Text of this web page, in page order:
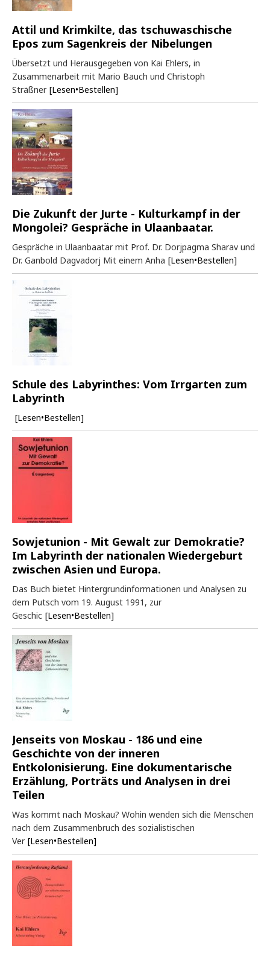
Attil und Krimkilte, das tschuwaschische
Epos zum Sagenkreis der Nibelungen
Übersetzt und Herausgegeben von Kai Ehlers, in
Zusammenarbeit mit Mario Bauch und Christoph
Sträßner [Lesen•Bestellen]
Die Zukunft der Jurte - Kulturkampf in der
Mongolei? Gespräche in Ulaanbaatar.
Gespräche in Ulaanbaatar mit Prof. Dr. Dorjpagma Sharav und
Dr. Ganbold Dagvadorj Mit einem Anha [Lesen•Bestellen]
Schule des Labyrinthes: Vom Irrgarten zum
Labyrinth
[Lesen•Bestellen]
Sowjetunion - Mit Gewalt zur Demokratie?
Im Labyrinth der nationalen Wiedergeburt
zwischen Asien und Europa.
Das Buch bietet Hintergrundinformationen und Analysen zu
dem Putsch vom 19. August 1991, zur
Geschic [Lesen•Bestellen]
Jenseits von Moskau - 186 und eine
Geschichte von der inneren
Entkolonisierung. Eine dokumentarische
Erzählung, Porträts und Analysen in drei
Teilen
Was kommt nach Moskau? Wohin wenden sich die Menschen
nach dem Zusammenbruch des sozialistischen
Ver [Lesen•Bestellen]